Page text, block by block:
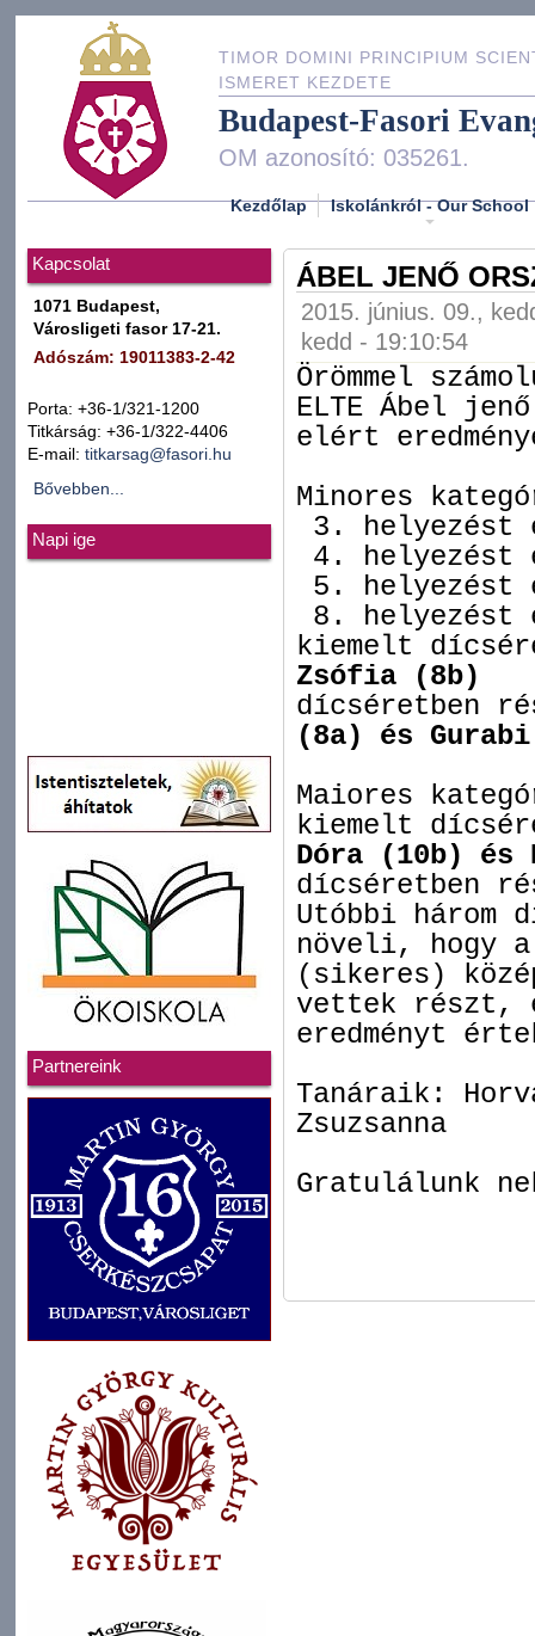
TIMOR DOMINI PRINCIPIUM
ISMERET KEZDETE
Budapest-Fasori
OM azonosító: 035261.
Kezdőlap Iskolánkról - Our School
Kapcsolat
1071 Budapest,
Városligeti fasor 17-21.
Adószám: 19011383-2-42
Porta: +36-1/321-1200
Titkárság: +36-1/322-4406
E-mail: titkarsag@fasori.hu
Bővebben...
Napi ige
Partnereink
ÁBEL JENŐ
2015. június. 09.,
kedd - 19:10:54
Örömmel
ELTE Ábel
elért
Minores
3.
4.
5.
8.
kiemelt
Zsófia (8b)
dícséretben
(8a) és
Maiores
kiemelt
Dóra (10b) és
dícséretben
Utóbbi három
növeli, hogy
(sikeres)
vettek részt,
eredményt
Tanáraik:
Zsuzsanna
Gratulálunk